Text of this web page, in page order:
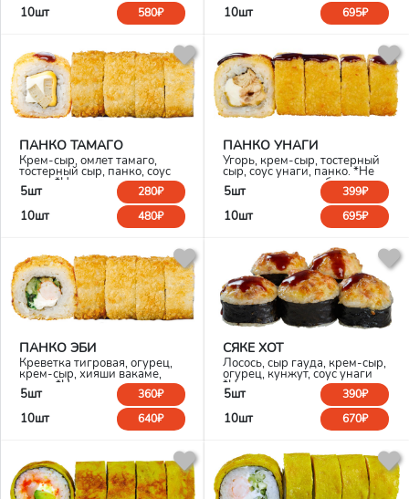
10шт 580₽ 10шт 695₽
ПАНКО ТАМАГО
Крем-сыр, омлет тамаго,
тостерный сыр, панко, соус
унаги *Не является горячим
блюдом
5шт 280₽
10шт 480₽
ПАНКО УНАГИ
Угорь, крем-сыр, тостерный
сыр, соус унаги, панко. *Не
является горячим блюдом
5шт 399₽
10шт 695₽
ПАНКО ЭБИ
Креветка тигровая, огурец,
крем-сыр, хияши вакаме,
панко *Не является горячим
блюдом
5шт 360₽
10шт 640₽
СЯКЕ ХОТ
Лосось, сыр гауда, крем-сыр,
огурец, кунжут, соус унаги
*Не является горячим
блюдом
5шт 390₽
10шт 670₽